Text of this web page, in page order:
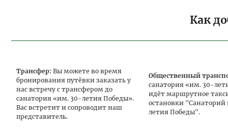
Как
Трансфер: Вы можете во время
бронирования путёвки заказать у
нас встречу с трансфером до
санатория «им. 30-летия Победы».
Вас встретит и сопроводит наш
представитель.
Общественный
санатория «им. 30-
идёт маршрутное
остановки
летия Победы".